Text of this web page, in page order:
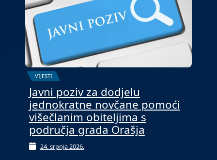
VIJESTI
Javni poziv za dodjelu
jednokratne novčane pomoći
višečlanim obiteljima s
područja grada Orašja
24. srpnja 2026.